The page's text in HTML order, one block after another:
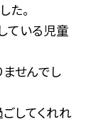
。
ている児童
せんでし
してくれれ